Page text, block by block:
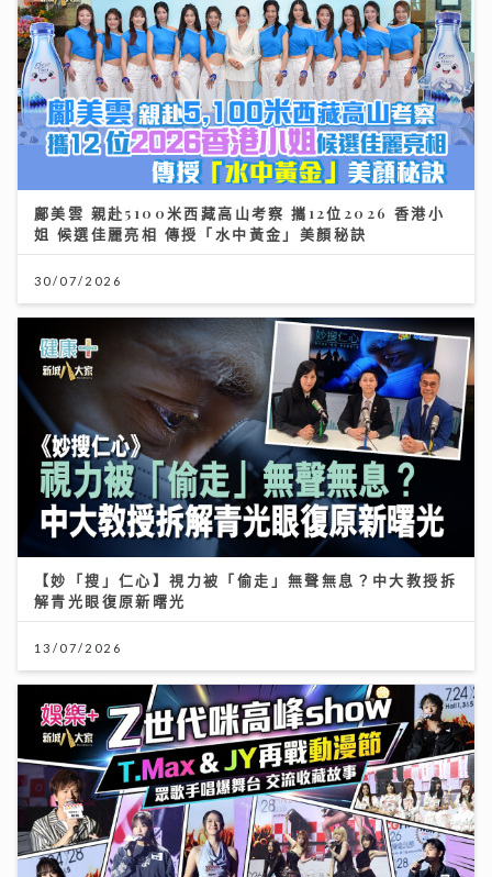
鄺美雲 親赴5100米西藏高山考察 攜12位2026 香港小
姐 候選佳麗亮相 傳授「水中黃金」美顏秘訣
30/07/2026
【妙「搜」仁心】視力被「偷走」無聲無息？中大教授拆
解青光眼復原新曙光
13/07/2026